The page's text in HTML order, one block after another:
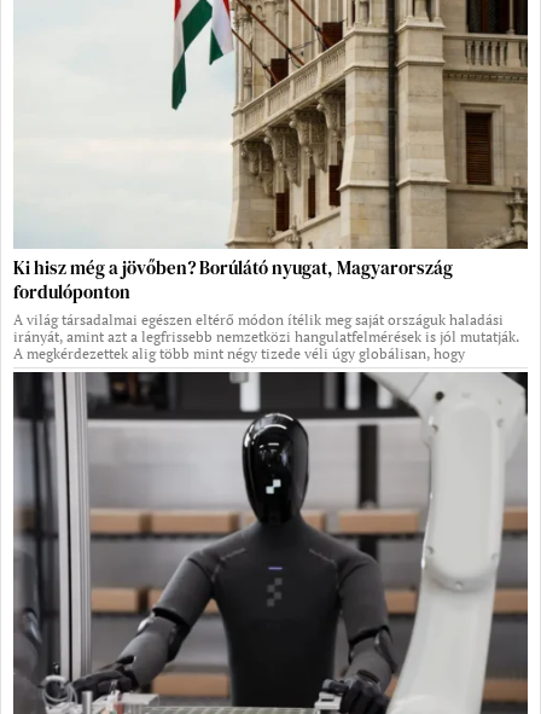
Ki hisz még a jövőben? Borúlátó nyugat, Magyarország
fordulóponton
A világ társadalmai egészen eltérő módon ítélik meg saját országuk haladási
irányát, amint azt a legfrissebb nemzetközi hangulatfelmérések is jól mutatják.
A megkérdezettek alig több mint négy tizede véli úgy globálisan, hogy